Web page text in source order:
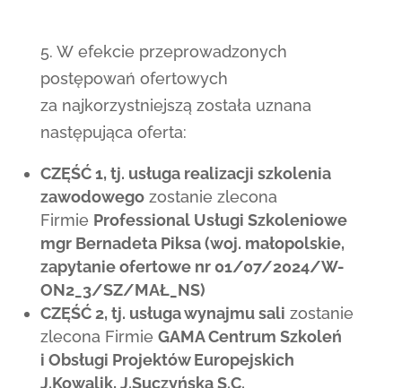
5. W efekcie przeprowadzonych
postępowań ofertowych
za najkorzystniejszą została uznana
następująca oferta:
CZĘŚĆ 1, tj. usługa realizacji szkolenia
zawodowegozostanie zlecona
Firmie Professional Usługi Szkoleniowe
mgr Bernadeta Piksa (woj. małopolskie,
zapytanie ofertowe nr 01/07/2024/W-
ON2_3/SZ/MAŁ_NS)
CZĘŚĆ 2, tj. usługa wynajmu sali zostanie
zlecona Firmie GAMA Centrum Szkoleń
i Obsługi Projektów Europejskich
J.Kowalik, J.Suczyńska S.C.